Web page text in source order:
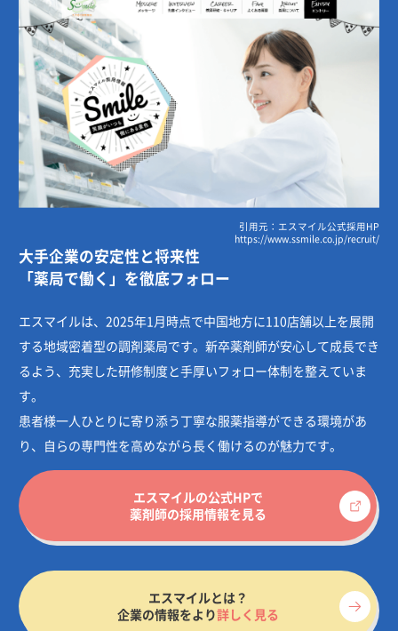
引用元：エスマイル公式採用HP
https://www.ssmile.co.jp/recruit/
大手企業の安定性と将来性
「薬局で働く」を徹底フォロー
エスマイルは、2025年1月時点で中国地方に110店舗以上を展開
する地域密着型の調剤薬局です。新卒薬剤師が安心して成長でき
るよう、充実した研修制度と手厚いフォロー体制を整えていま
す。
患者様一人ひとりに寄り添う丁寧な服薬指導ができる環境があ
り、自らの専門性を高めながら長く働けるのが魅力です。
エスマイルの公式HPで
薬剤師の採用情報を見る
エスマイルとは？
企業の情報をより詳しく見る